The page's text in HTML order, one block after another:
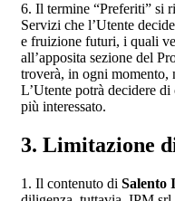
6. Il termine “Preferiti” si
Servizi che l’Utente
e fruizione futuri, i quali
all’apposita sezione del
troverà, in ogni momento,
L’Utente potrà decidere
più interessato.
3. Limitazione
1. Il contenuto di Salento